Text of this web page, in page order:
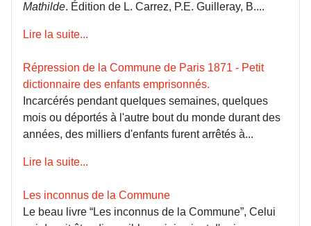
Mathilde. Édition de L. Carrez, P.E. Guilleray, B....
Lire la suite...
Répression de la Commune de Paris 1871 - Petit
dictionnaire des enfants emprisonnés.
Incarcérés pendant quelques semaines, quelques
mois ou déportés à l'autre bout du monde durant des
années, des milliers d'enfants furent arrêtés à...
Lire la suite...
Les inconnus de la Commune
Le beau livre “Les inconnus de la Commune”, Celui